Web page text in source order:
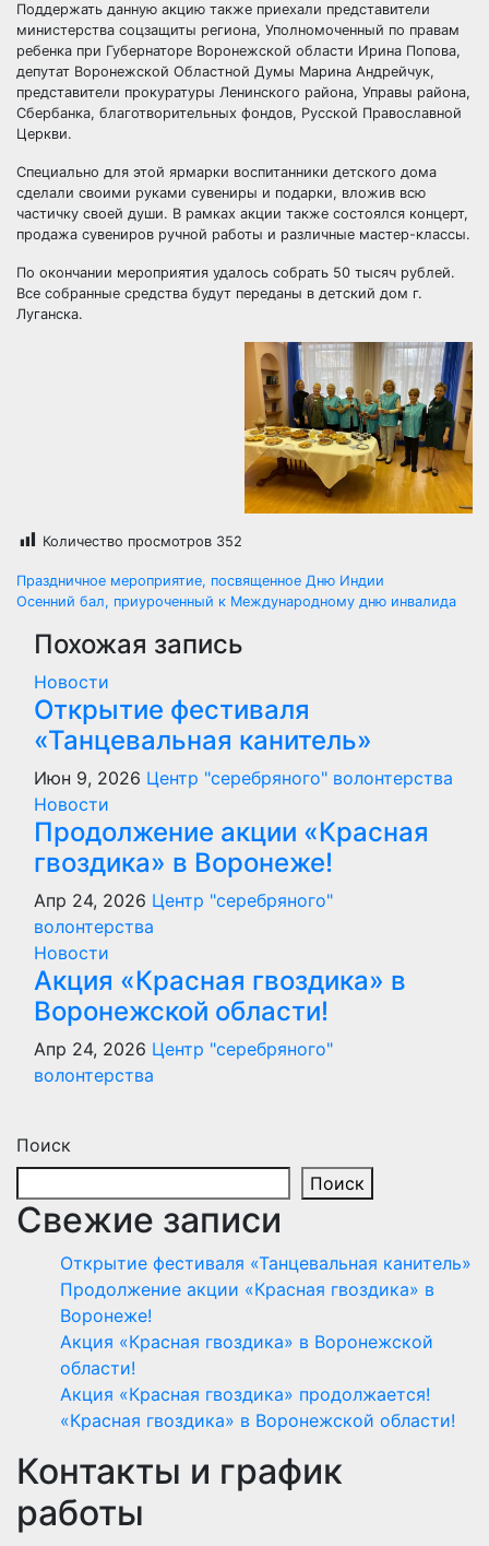
Поддержать данную акцию также приехали представители
министерства соцзащиты региона, Уполномоченный по правам
ребенка при Губернаторе Воронежской области Ирина Попова,
депутат Воронежской Областной Думы Марина Андрейчук,
представители прокуратуры Ленинского района, Управы района,
Сбербанка, благотворительных фондов, Русской Православной
Церкви.
Специально для этой ярмарки воспитанники детского дома
сделали своими руками сувениры и подарки, вложив всю
частичку своей души. В рамках акции также состоялся концерт,
продажа сувениров ручной работы и различные мастер-классы.
По окончании мероприятия удалось собрать 50 тысяч рублей.
Все собранные средства будут переданы в детский дом г.
Луганска.
Количество просмотров 352
Навигация
по
записям
Праздничное мероприятие, посвященное Дню Индии
Осенний бал, приуроченный к Международному дню инвалида
Похожая запись
Новости
Открытие фестиваля
«Танцевальная канитель»
Июн 9, 2026 Центр "серебряного" волонтерства
Новости
Продолжение акции «Красная
гвоздика» в Воронеже!
Апр 24, 2026 Центр "серебряного"
волонтерства
Новости
Акция «Красная гвоздика» в
Воронежской области!
Апр 24, 2026 Центр "серебряного"
волонтерства
Поиск
Поиск
Свежие записи
Открытие фестиваля «Танцевальная канитель»
Продолжение акции «Красная гвоздика» в
Воронеже!
Акция «Красная гвоздика» в Воронежской
области!
Акция «Красная гвоздика» продолжается!
«Красная гвоздика» в Воронежской области!
Контакты и график
работы